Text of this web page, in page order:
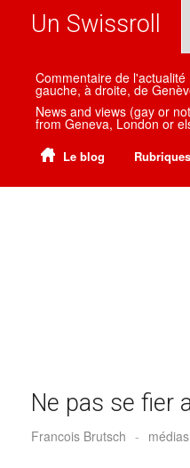
Un Swissroll
Commentaire de
gauche, à droite, de
News and views (gay or
from Geneva, London or
Le blog Rubriques
Ne pas se fier
Francois Brutsch - médias